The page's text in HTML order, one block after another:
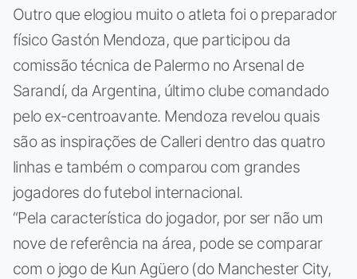
Outro que elogiou muito o atleta foi o preparador
físico Gastón Mendoza, que participou da
comissão técnica de Palermo no Arsenal de
Sarandí, da Argentina, último clube comandado
pelo ex-centroavante. Mendoza revelou quais
são as inspirações de Calleri dentro das quatro
linhas e também o comparou com grandes
jogadores do futebol internacional.
“Pela característica do jogador, por ser não um
nove de referência na área, pode se comparar
com o jogo de Kun Agüero (do Manchester City,